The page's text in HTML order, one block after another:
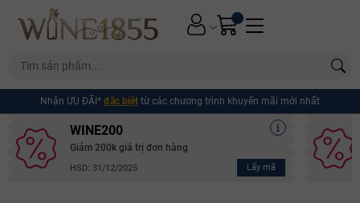
Nhận ƯU ĐÃI* đặc biệt từ các chương trình khuyến mãi mới nhất
WINE200
Giảm 200k giá trị đơn hàng
HSD: 31/12/2025 Lấy mã